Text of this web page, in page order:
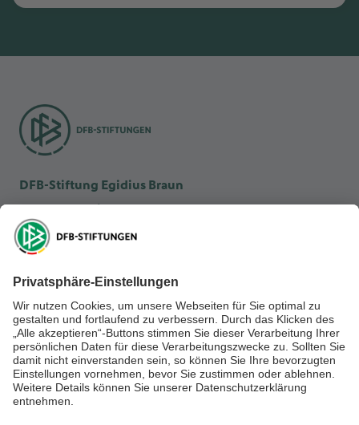
DFB-Stiftung Egidius Braun
DFB-Stiftung Sepp Herberger
NEWSLETTER ABONNIEREN
Anmelden